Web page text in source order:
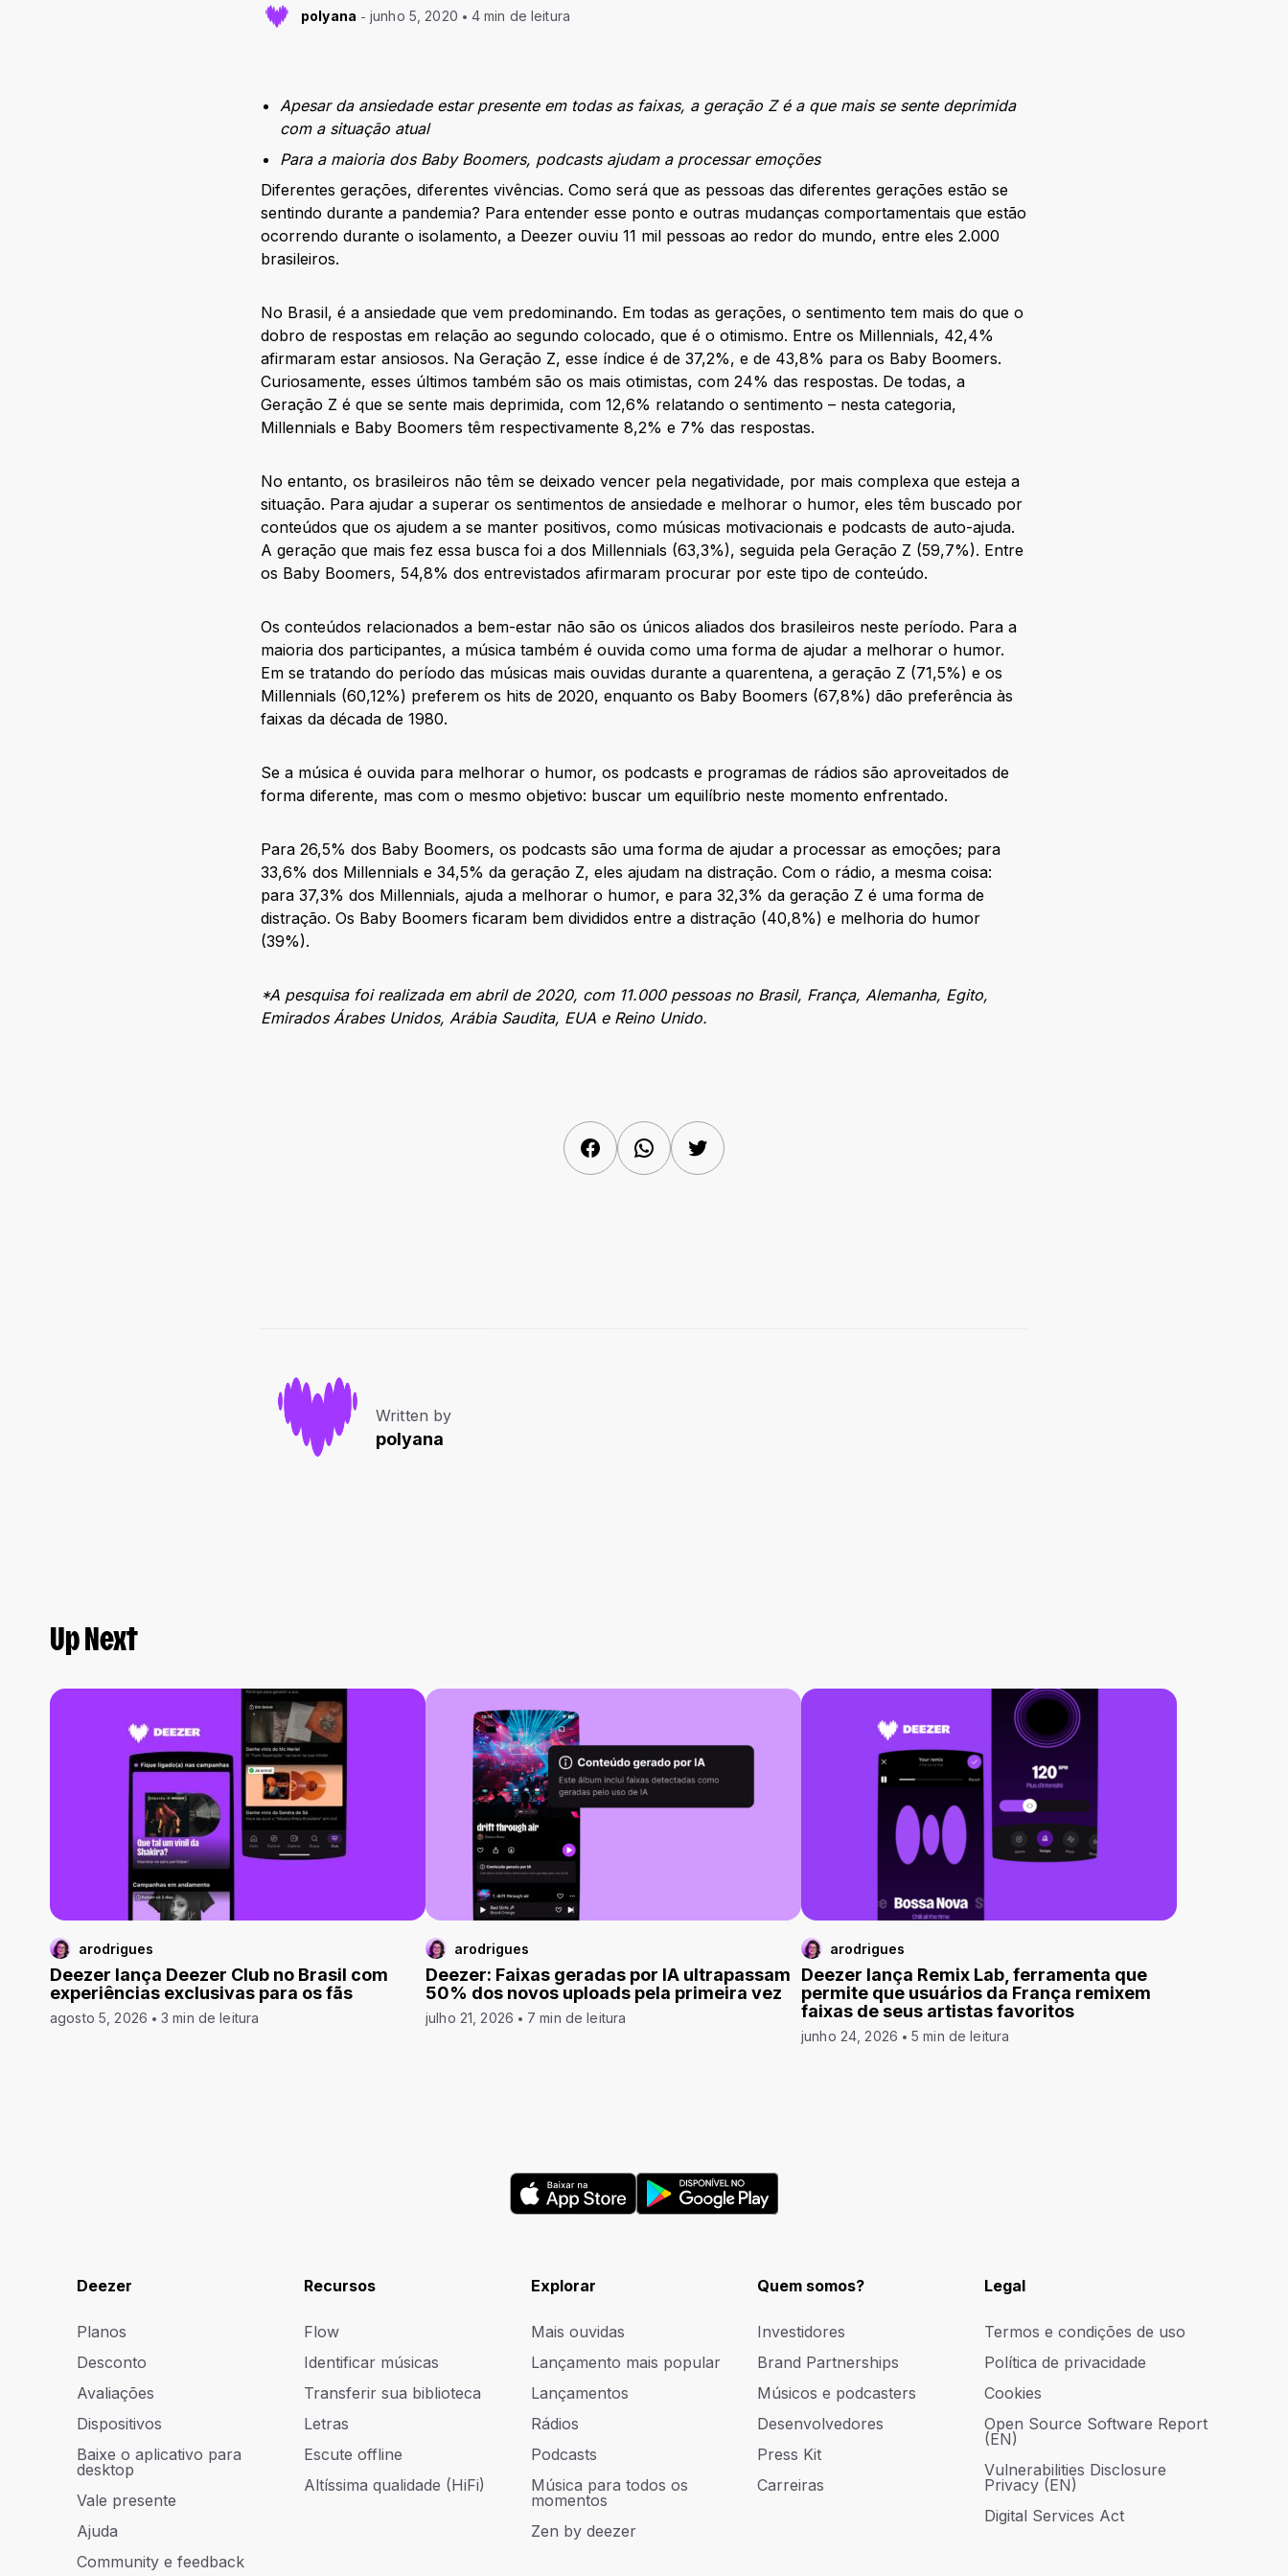
polyana junho 5, 2020 4 min de leitura
Apesar da ansiedade estar presente em todas as faixas, a geração Z é a que mais se sente deprimida
com a situação atual
Para a maioria dos Baby Boomers, podcasts ajudam a processar emoções
Diferentes gerações, diferentes vivências. Como será que as pessoas das diferentes gerações estão se
sentindo durante a pandemia? Para entender esse ponto e outras mudanças comportamentais que estão
ocorrendo durante o isolamento, a Deezer ouviu 11 mil pessoas ao redor do mundo, entre eles 2.000
brasileiros.
No Brasil, é a ansiedade que vem predominando. Em todas as gerações, o sentimento tem mais do que o
dobro de respostas em relação ao segundo colocado, que é o otimismo. Entre os Millennials, 42,4%
afirmaram estar ansiosos. Na Geração Z, esse índice é de 37,2%, e de 43,8% para os Baby Boomers.
Curiosamente, esses últimos também são os mais otimistas, com 24% das respostas. De todas, a
Geração Z é que se sente mais deprimida, com 12,6% relatando o sentimento – nesta categoria,
Millennials e Baby Boomers têm respectivamente 8,2% e 7% das respostas.
No entanto, os brasileiros não têm se deixado vencer pela negatividade, por mais complexa que esteja a
situação. Para ajudar a superar os sentimentos de ansiedade e melhorar o humor, eles têm buscado por
conteúdos que os ajudem a se manter positivos, como músicas motivacionais e podcasts de auto-ajuda.
A geração que mais fez essa busca foi a dos Millennials (63,3%), seguida pela Geração Z (59,7%). Entre
os Baby Boomers, 54,8% dos entrevistados afirmaram procurar por este tipo de conteúdo.
Os conteúdos relacionados a bem-estar não são os únicos aliados dos brasileiros neste período. Para a
maioria dos participantes, a música também é ouvida como uma forma de ajudar a melhorar o humor.
Em se tratando do período das músicas mais ouvidas durante a quarentena, a geração Z (71,5%) e os
Millennials (60,12%) preferem os hits de 2020, enquanto os Baby Boomers (67,8%) dão preferência às
faixas da década de 1980.
Se a música é ouvida para melhorar o humor, os podcasts e programas de rádios são aproveitados de
forma diferente, mas com o mesmo objetivo: buscar um equilíbrio neste momento enfrentado.
Para 26,5% dos Baby Boomers, os podcasts são uma forma de ajudar a processar as emoções; para
33,6% dos Millennials e 34,5% da geração Z, eles ajudam na distração. Com o rádio, a mesma coisa:
para 37,3% dos Millennials, ajuda a melhorar o humor, e para 32,3% da geração Z é uma forma de
distração. Os Baby Boomers ficaram bem divididos entre a distração (40,8%) e melhoria do humor
(39%).
*A pesquisa foi realizada em abril de 2020, com 11.000 pessoas no Brasil, França, Alemanha, Egito,
Emirados Árabes Unidos, Arábia Saudita, EUA e Reino Unido.
FacebookWhatsAppTwitter
Written by
polyana
Up Next
arodrigues
Deezer lança Deezer Club no Brasil com
experiências exclusivas para os fãs
agosto 5, 2026 3 min de leitura
arodrigues
Deezer: Faixas geradas por IA ultrapassam
50% dos novos uploads pela primeira vez
julho 21, 2026 7 min de leitura
arodrigues
Deezer lança Remix Lab, ferramenta que
permite que usuários da França remixem
faixas de seus artistas favoritos
junho 24, 2026 5 min de leitura
Deezer
Planos
Desconto
Avaliações
Dispositivos
Baixe o aplicativo para
desktop
Vale presente
Ajuda
Community e feedback
Recursos
Flow
Identificar músicas
Transferir sua biblioteca
Letras
Escute offline
Altíssima qualidade (HiFi)
Explorar
Mais ouvidas
Lançamento mais popular
Lançamentos
Rádios
Podcasts
Música para todos os
momentos
Zen by deezer
Quem somos?
Investidores
Brand Partnerships
Músicos e podcasters
Desenvolvedores
Press Kit
Carreiras
Legal
Termos e condições de uso
Política de privacidade
Cookies
Open Source Software Report
(EN)
Vulnerabilities Disclosure
Privacy (EN)
Digital Services Act